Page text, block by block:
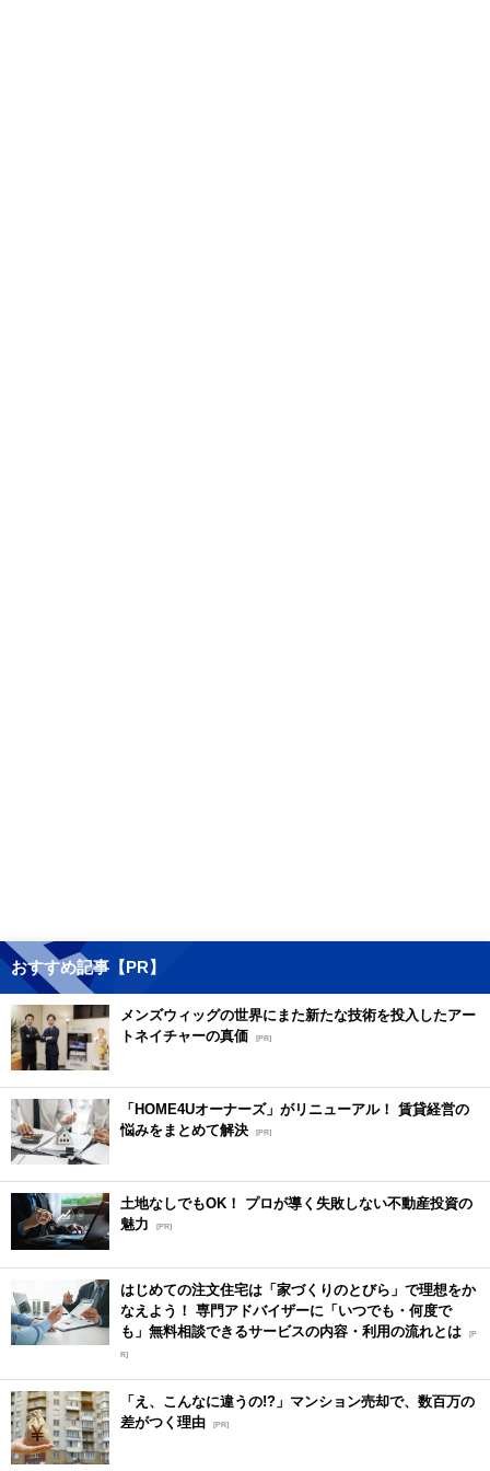
おすすめ記事【PR】
メンズウィッグの世界にまた新たな技術を投入したアー
トネイチャーの真価 [PR]
「HOME4Uオーナーズ」がリニューアル！ 賃貸経営の
悩みをまとめて解決 [PR]
土地なしでもOK！ プロが導く失敗しない不動産投資の
魅力
[PR]
はじめての注文住宅は「家づくりのとびら」で理想をか
なえよう！ 専門アドバイザーに「いつでも・何度で
も」無料相談できるサービスの内容・利用の流れとは [P
R]
「え、こんなに違うの!?」マンション売却で、数百万の
差がつく理由 [PR]